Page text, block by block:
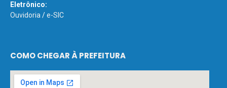
Eletrônico:
Ouvidoria /e-SIC
COMO CHEGAR À PREFEITURA